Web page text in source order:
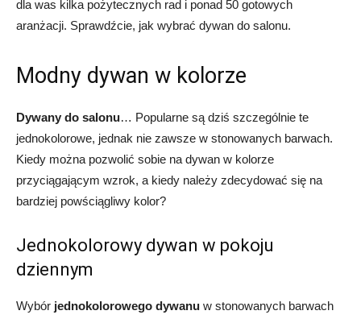
dla was kilka pożytecznych rad i ponad 50 gotowych
aranżacji. Sprawdźcie, jak wybrać dywan do salonu.
Modny dywan w kolorze
Dywany do salonu… Popularne są dziś szczególnie te
jednokolorowe, jednak nie zawsze w stonowanych barwach.
Kiedy można pozwolić sobie na dywan w kolorze
przyciągającym wzrok, a kiedy należy zdecydować się na
bardziej powściągliwy kolor?
Jednokolorowy dywan w pokoju
dziennym
Wybór jednokolorowego dywanu w stonowanych barwach